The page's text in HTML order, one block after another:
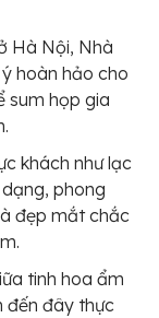
Hà Nội, Nhà
hoàn hảo cho
sum họp gia
khách như lạc
phong
đẹp mắt chắc
tinh hoa ẩm
đến đây thực